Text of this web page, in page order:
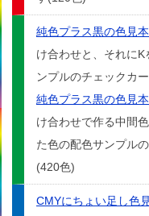
純色プラス黒の色見本
け合わせと、それに
ンプルのチェックカ
純色プラス黒の色見
け合わせで作る中間
た色の配色サンプル
(420色)
CMYにちょい足し色